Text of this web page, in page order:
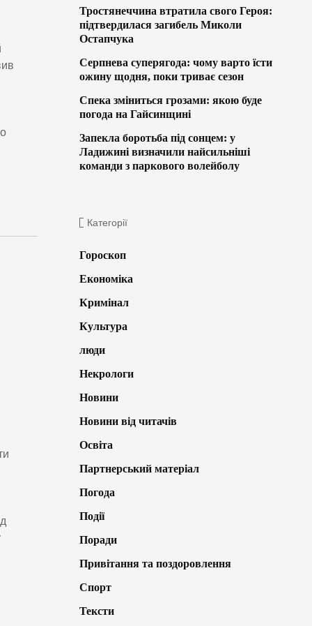
Тростянеччина втратила свого Героя:
підтвердилася загибель Миколи
Остапчука
Серпнева суперягода: чому варто їсти
ожину щодня, поки триває сезон
Спека зміниться грозами: якою буде
погода на Гайсинщині
Запекла боротьба під сонцем: у
Ладижині визначили найсильніші
команди з паркового волейболу
Категорії
Гороскоп
Економіка
Кримінал
Культура
люди
Некрологи
Новини
Новини від читачів
Освіта
Партнерський матеріал
Погода
Події
Поради
Привітання та поздоровлення
Спорт
Тексти